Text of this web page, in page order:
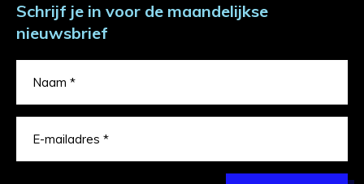
Schrijf je in voor de maandelijkse
nieuwsbrief